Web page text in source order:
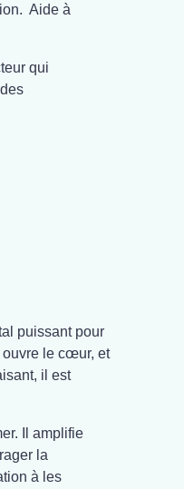
Aide à
qui
puissant pour
ouvre le cœur, et
il est
Il amplifie
la
à les